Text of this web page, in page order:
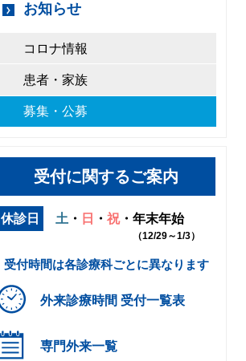
お知らせ
コロナ情報
患者・家族
募集・公募
受付に関するご案内
休診日 土 ・ 日 ・ 祝・ 年末年始
（12/29～1/3）
受付時間は各診療科ごとに異なります
外来診療時間 受付一覧表
専門外来一覧